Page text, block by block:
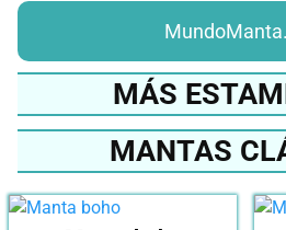
MÁS
MANTAS